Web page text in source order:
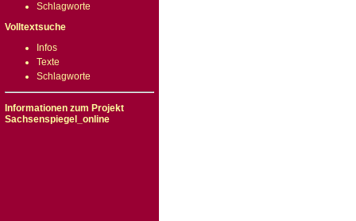
Schlagworte
Volltextsuche
Infos
Texte
Schlagworte
Informationen zum Projekt
Sachsenspiegel_online